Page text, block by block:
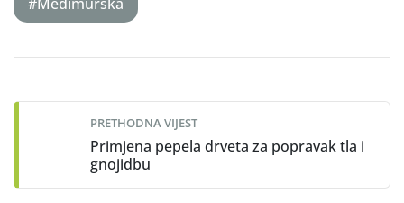
navigation
PRETHODNA VIJEST
Primjena pepela drveta za popravak tla i
gnojidbu